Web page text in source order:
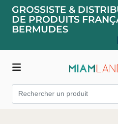
GROSSISTE &
DE PRODUITS
BERMUDES